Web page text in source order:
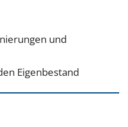
und
Eigenbestand